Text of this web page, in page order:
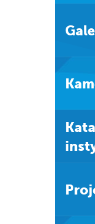
Katalog firm i